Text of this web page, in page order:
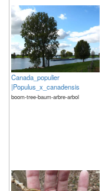
Canada_populier
|Populus_x_canadensis
boom-tree-baum-arbre-arbol